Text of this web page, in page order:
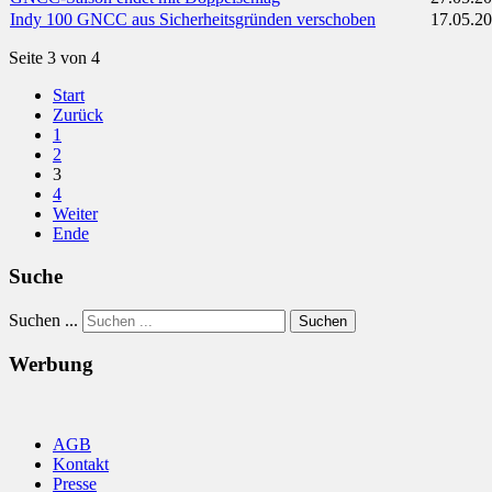
Indy 100 GNCC aus Sicherheitsgründen verschoben
Seite 3 von 4
Start
Zurück
1
2
3
4
Weiter
Ende
Suche
Suchen ... Suchen
Werbung
AGB
Kontakt
Presse